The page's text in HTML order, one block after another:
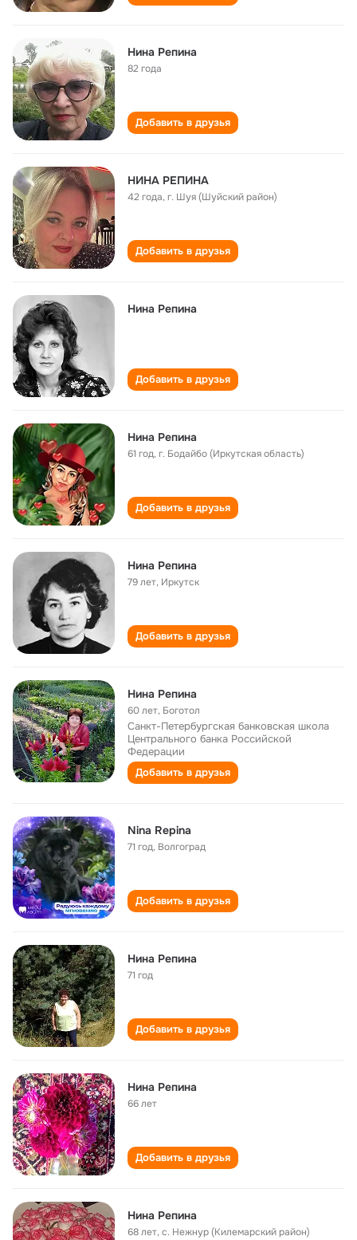
Нина Репина
82 года
Добавить в друзья
НИНА РЕПИНА
42 года,г. Шуя (Шуйский район)
Добавить в друзья
Нина Репина
Добавить в друзья
Нина Репина
61 год,г. Бодайбо (Иркутская область)
Добавить в друзья
Нина Репина
79 лет, Иркутск
Добавить в друзья
Нина Репина
60 лет, Боготол
Санкт-Петербургская банковская школа
Центрального банка Российской
Федерации
Добавить в друзья
Nina Repina
71 год, Волгоград
Добавить в друзья
Нина Репина
71 год
Добавить в друзья
Нина Репина
66 лет
Добавить в друзья
Нина Репина
68 лет,с. Нежнур (Килемарский район)